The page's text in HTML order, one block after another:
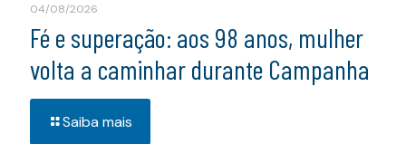
04/08/2026
Fé e superação: aos 98 anos, mulher
volta a caminhar durante Campanha
Saiba mais